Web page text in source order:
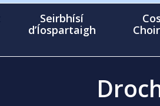
Seirbhísí
d’Íospartaigh